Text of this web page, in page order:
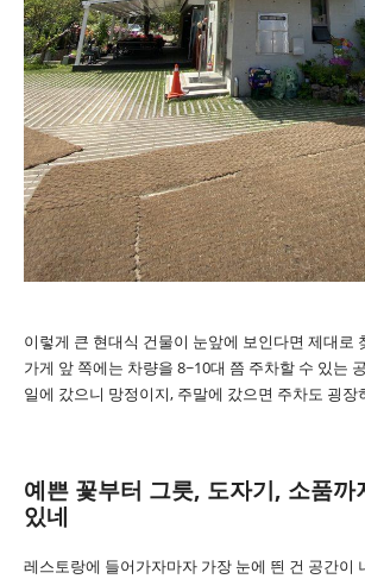
이렇게 큰 현대식 건물이 눈앞에 보인다면 제대로
가게 앞 쪽에는 차량을 8~10대 쯤 주차할 수 있는
일에 갔으니 망정이지, 주말에 갔으면 주차도 굉장
예쁜 꽃부터 그릇, 도자기, 소품
있네
레스토랑에 들어가자마자 가장 눈에 띈 건 공간이